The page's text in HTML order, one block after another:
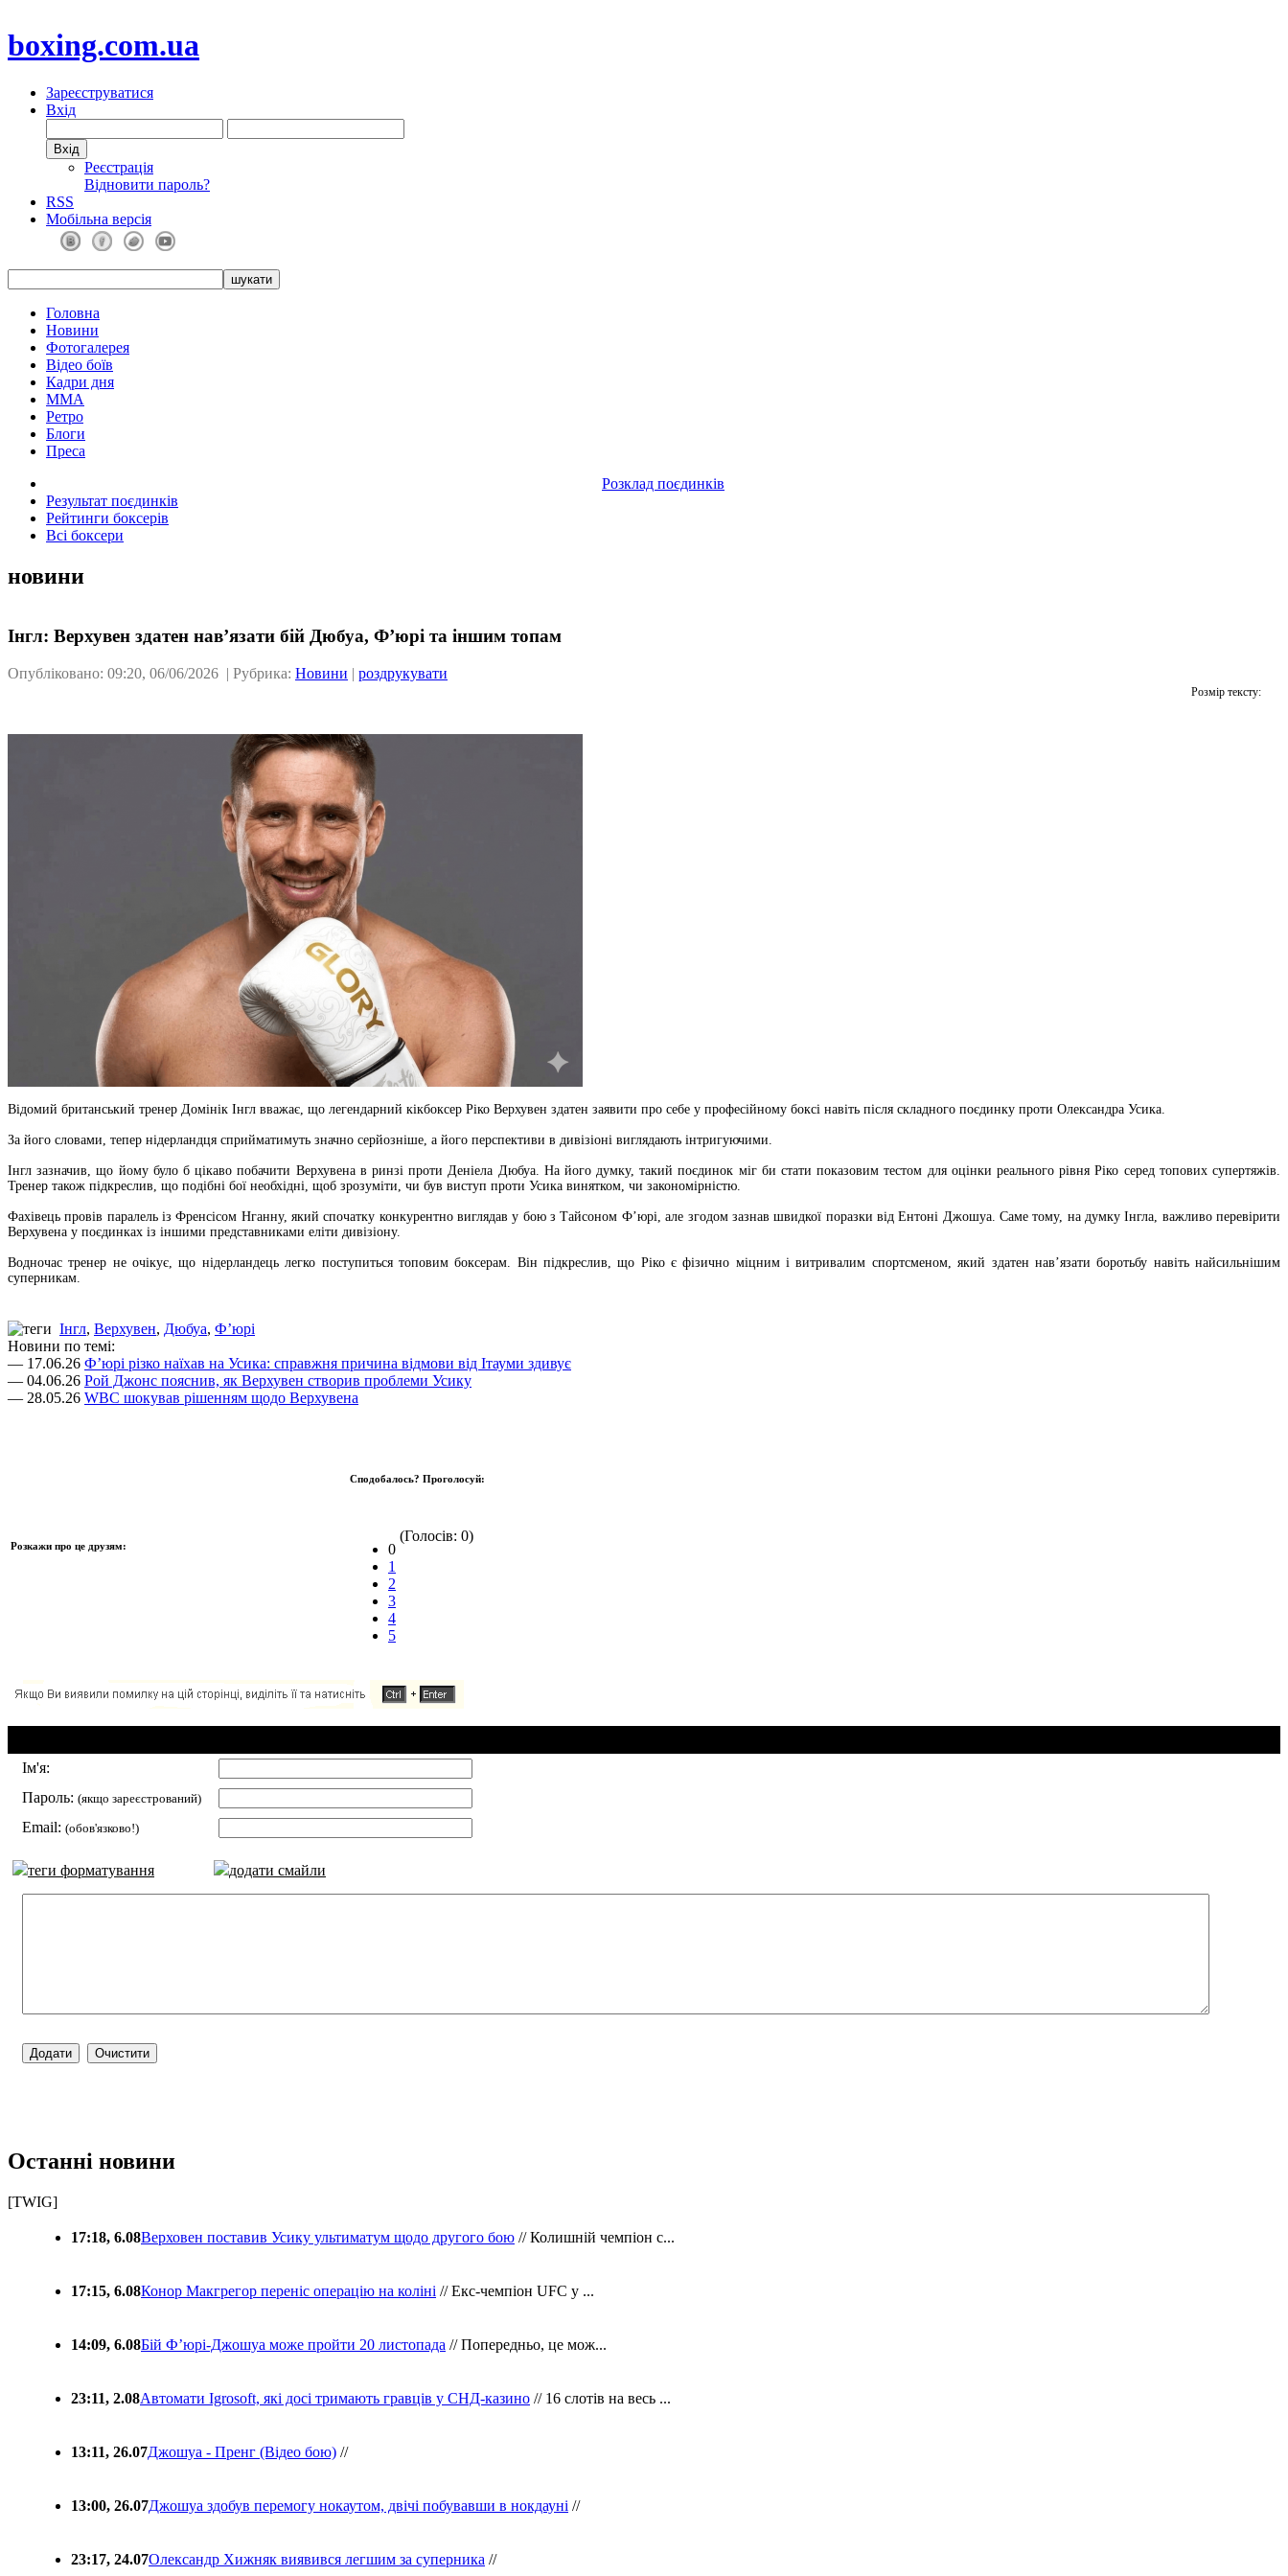
boxing.com.ua
Зареєструватися
Вхід
Реєстрація
Відновити пароль?
RSS
Мобільна версія
Головна
Новини
Фотогалерея
Відео боїв
Кадри дня
ММА
Ретро
Блоги
Преса
Розклад поєдинків
Результат поєдинків
Рейтинги боксерів
Всі боксери
новини
Інгл: Верхувен здатен нав’язати бій Дюбуа, Ф’юрі та іншим топам
Опубліковано: 09:20, 06/06/2026 | Рубрика: Новини | роздрукувати
Розмір тексту:
Відомий британський тренер Домінік Інгл вважає, що легендарний кікбоксер Ріко Верхувен здатен заявити про себе у професійному боксі навіть після складного поєдинку проти Олександра Усика.
За його словами, тепер нідерландця сприйматимуть значно серйозніше, а його перспективи в дивізіоні виглядають інтригуючими.
Інгл зазначив, що йому було б цікаво побачити Верхувена в ринзі проти Деніела Дюбуа. На його думку, такий поєдинок міг би стати показовим тестом для оцінки реального рівня Ріко серед топових супертяжів.
Тренер також підкреслив, що подібні бої необхідні, щоб зрозуміти, чи був виступ проти Усика винятком, чи закономірністю.
Фахівець провів паралель із Френсісом Нганну, який спочатку конкурентно виглядав у бою з Тайсоном Ф’юрі, але згодом зазнав швидкої поразки від Ентоні Джошуа. Саме тому, на думку Інгла, важливо перевірити
Верхувена у поєдинках із іншими представниками еліти дивізіону.
Водночас тренер не очікує, що нідерландець легко поступиться топовим боксерам. Він підкреслив, що Ріко є фізично міцним і витривалим спортсменом, який здатен нав’язати боротьбу навіть найсильнішим
суперникам.
Інгл, Верхувен, Дюбуа, Ф’юрі
Новини по темі:
— 17.06.26 Ф’юрі різко наїхав на Усика: справжня причина відмови від Ітауми здивує
— 04.06.26 Рой Джонс пояснив, як Верхувен створив проблеми Усику
— 28.05.26 WBC шокував рішенням щодо Верхувена
Розкажи про це друзям:
Сподобалось? Проголосуй:
0
1
2
3
4
5
(Голосів: 0)
Ім'я:
Пароль: (якщо зареєстрований)
Email: (обов'язково!)
теги форматування додати смайли
Останні новини
[TWIG]
17:18, 6.08Верховен поставив Усику ультиматум щодо другого бою // Колишній чемпіон с...
17:15, 6.08Конор Макгрегор переніс операцію на коліні // Екс-чемпіон UFC у ...
14:09, 6.08Бій Ф’юрі-Джошуа може пройти 20 листопада // Попередньо, це мож...
23:11, 2.08Автомати Igrosoft, які досі тримають гравців у СНД-казино // 16 слотів на весь ...
13:11, 26.07Джошуа - Пренг (Відео бою) //
13:00, 26.07Джошуа здобув перемогу нокаутом, двічі побувавши в нокдауні //
23:17, 24.07Олександр Хижняк виявився легшим за суперника //